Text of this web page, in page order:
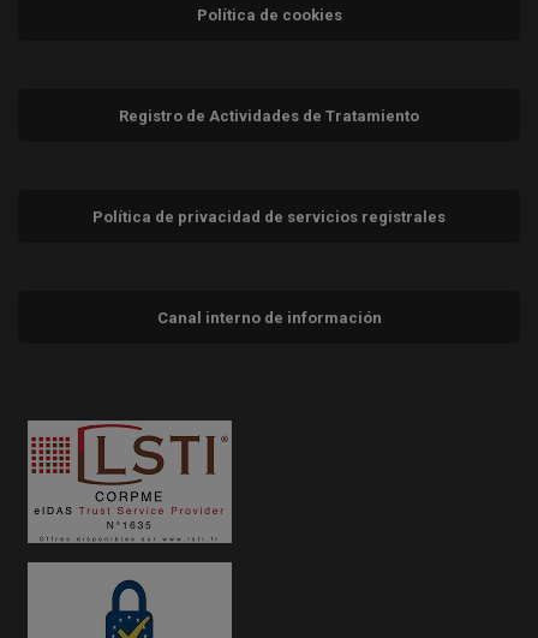
Política de cookies
Registro de Actividades de Tratamiento
Política de privacidad de servicios registrales
Canal interno de información